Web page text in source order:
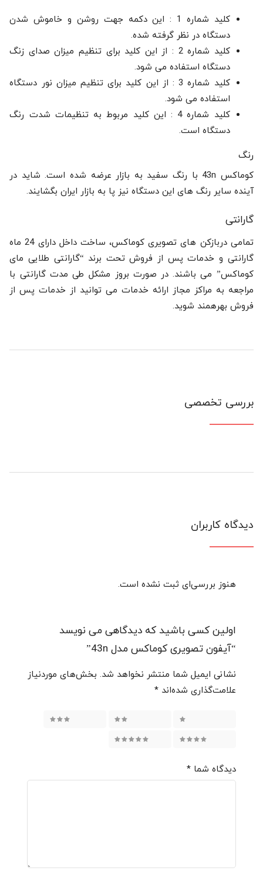
کلید شماره 1 : این دکمه جهت روشن و خاموش شدن
دستگاه در نظر گرفته شده.
کلید شماره 2 : از این کلید برای تنظیم میزان صدای زنگ
دستگاه استفاده می شود.
کلید شماره 3 : از این کلید برای تنظیم میزان نور دستگاه
استفاده می شود.
کلید شماره 4 : این کلید مربوط به تنظیمات شدت رنگ
دستگاه است.
رنگ
کوماکس 43n با رنگ سفید به بازار عرضه شده است. شاید در
آینده سایر رنگ های این دستگاه نیز پا به بازار ایران بگشایند.
گارانتی
تمامی دربازکن های تصویری کوماکس، ساخت داخل دارای 24 ماه
گارانتی و خدمات پس از فروش تحت برند “گارانتی طلایی مای
کوماکس” می باشند. در صورت بروز مشکل طی مدت گارانتی با
مراجعه به مراکز مجاز ارائه خدمات می توانید از خدمات پس از
فروش بهرهمند شوید.
بررسی تخصصی
دیدگاه کاربران
هنوز بررسی‌ای ثبت نشده است.
اولین کسی باشید که دیدگاهی می نویسد
“آیفون تصویری کوماکس مدل 43n”
نشانی ایمیل شما منتشر نخواهد شد. بخش‌های موردنیاز
علامت‌گذاری شده‌اند *
دیدگاه شما *